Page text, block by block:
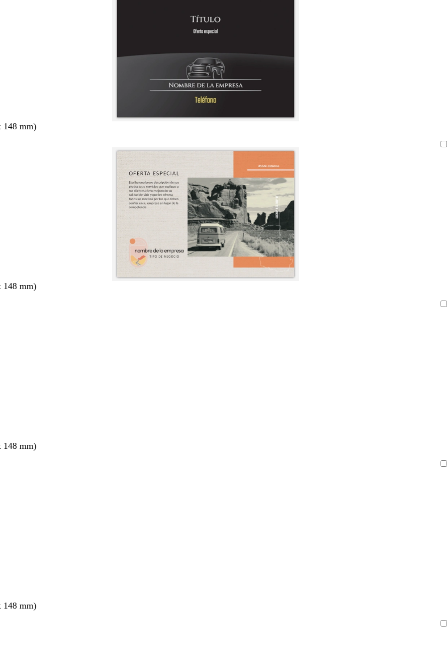
148 mm)
148 mm)
148 mm)
148 mm)